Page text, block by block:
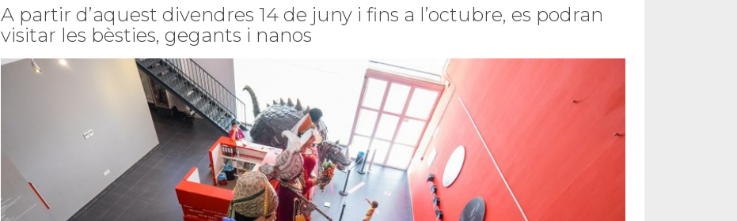
A partir d’aquest divendres 14 de juny i fins a l’octubre, es podran
visitar les bèsties, gegants i nanos